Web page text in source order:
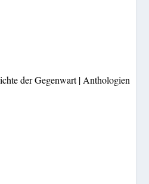
der Gegenwart | Anthologien